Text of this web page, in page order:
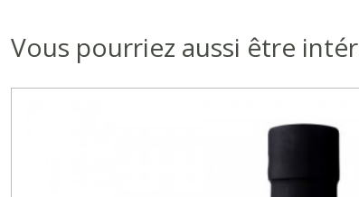
Vous pourriez aussi être